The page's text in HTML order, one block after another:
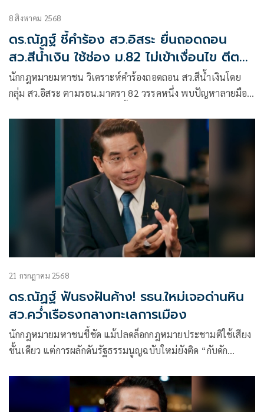
8 สิงหาคม 2568
ดร.ณัฏฐ์ ชี้คำร้อง สว.อิสระ ยื่นถอดถอน
สว.สีน้ำเงิน ใช้ช่อง ม.82 ไม่เข้าเงื่อนไข ตีตก
ได้ทันที
นักกฎหมายมหาชน วิเคราะห์คำร้องถอดถอน สว.สีน้ำเงินโดย
กลุ่ม สว.อิสระ ตามรธน.มาตรา 82 วรรคหนึ่ง พบปัญหาลายมือ
21 กรกฎาคม 2568
ดร.ณัฏฐ์ ฟันธงฝันค้าง! รธน.ใหม่เจอด่านหิน
สว.คว่ำเรือธงกลางทะเลการเมือง
นักกฎหมายมหาชนชี้ชัด แม้ปลดล็อกกฎหมายประชามติใช้เสียง
ชั้นเดียว แต่การผลักดันรัฐธรรมนูญฉบับใหม่ยังติด “กับดัก